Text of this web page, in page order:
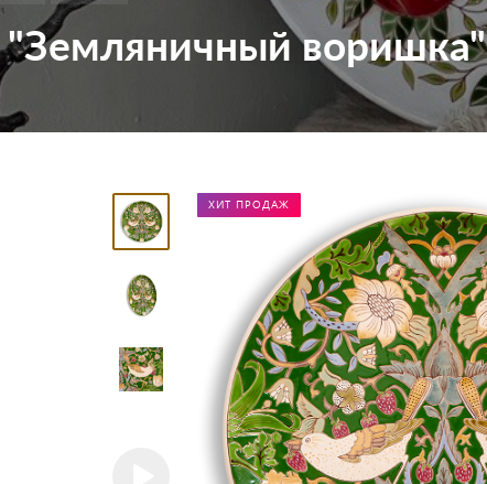
"Земляничный воришка"
ХИТ ПРОДАЖ